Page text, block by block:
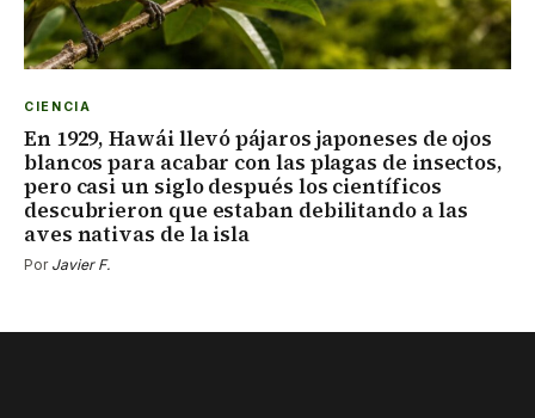
CIENCIA
En 1929, Hawái llevó pájaros japoneses de ojos
blancos para acabar con las plagas de insectos,
pero casi un siglo después los científicos
descubrieron que estaban debilitando a las
aves nativas de la isla
Por Javier F.